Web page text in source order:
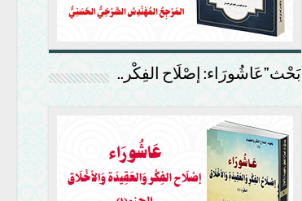
بَحْث”عَاشُورَاء: إصْلَاح الفِكْر..